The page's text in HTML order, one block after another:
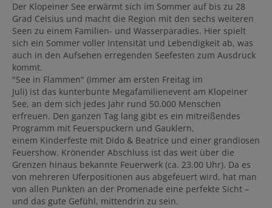
Der Klopeiner See erwärmt sich im Sommer auf bis zu 28
Grad Celsius und macht die Region mit den sechs weiteren
Seen zu einem Familien- und Wasserparadies. Hier spielt
sich ein Sommer voller Intensität und Lebendigkeit ab, was
auch in den Aufsehen erregenden Seefesten zum Ausdruck
kommt.
"See in Flammen" (immer am ersten Freitag im
Juli) ist das kunterbunte Megafamilienevent am Klopeiner
See, an dem sich jedes Jahr rund 50.000 Menschen
erfreuen. Den ganzen Tag lang gibt es ein mitreißendes
Programm mit Feuerspuckern und Gauklern,
einem Kinderfeste mit Dido & Beatrice und einer grandiosen
Feuershow. Krönender Abschluss ist das weit über die
Grenzen hinaus bekannte Feuerwerk (ca. 23.00 Uhr). Da es
von mehreren Uferpositionen aus abgefeuert wird, hat man
von allen Punkten an der Promenade eine perfekte Sicht –
und das gute Gefühl, mittendrin zu sein.